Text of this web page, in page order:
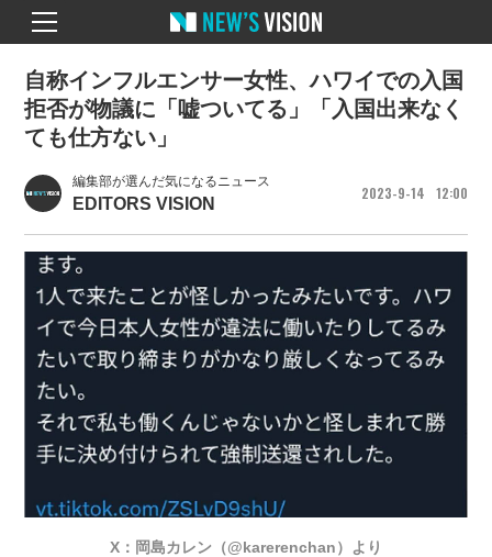
編集部が選んだ気になるニュース
EDITORS VISION
2023 9 14 12 00
自称インフルエンサー女性、ハワイでの入国
拒否が物議に「嘘ついてる」「入国出来なく
ても仕方ない」
X：岡島カレン（@karerenchan）より